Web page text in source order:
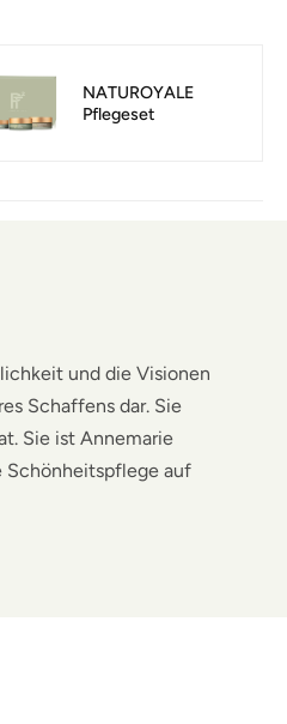
NATUROYALE
Pflegeset
und die Visionen
Schaffens dar. Sie
Sie ist Annemarie
Schönheitspflege auf